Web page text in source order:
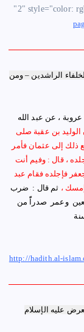
"2" style="color:
الراشدين – ومن
عروبة ‏‏، عن ‏عبد الله
‏الوليد بن عقبة ‏صلى
ذلك إلى ‏عثمان ‏فأمر
، قال : وفيم أنت
‏فإجلده فقام ‏‏عبد
‏، ‏ثم قال : ‏ ‏ضرب
‏وعمر ‏ ‏صدراًً من
http://hadith.al-
عليه الإسلام